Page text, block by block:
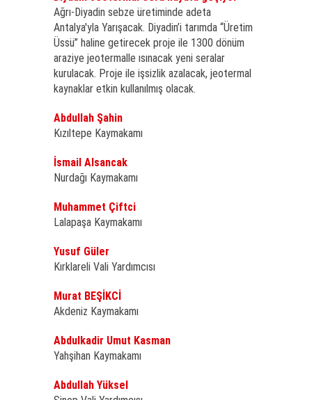
Ağrı-Diyadin sebze üretiminde adeta
Antalya'yla Yarışacak. Diyadin’i tarımda “Üretim
Üssü” haline getirecek proje ile 1300 dönüm
araziye jeotermalle ısınacak yeni seralar
kurulacak. Proje ile işsizlik azalacak, jeotermal
kaynaklar etkin kullanılmış olacak.
Abdullah Şahin
Kızıltepe Kaymakamı
İsmail Alsancak
Nurdağı Kaymakamı
Muhammet Çiftci
Lalapaşa Kaymakamı
Yusuf Güler
Kırklareli Vali Yardımcısı
Murat BEŞİKCİ
Akdeniz Kaymakamı
Abdulkadir Umut Kasman
Yahşihan Kaymakamı
Abdullah Yüksel